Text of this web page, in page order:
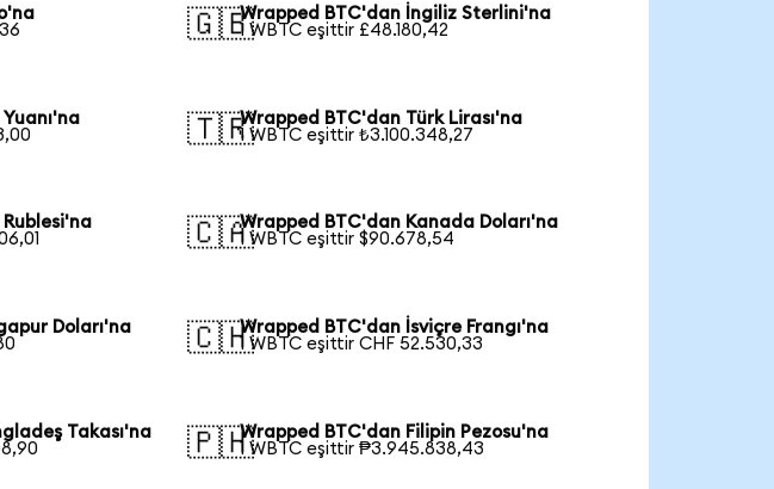
🇬🇧Wrapped BTC'dan İngiliz Sterlini'na
1 WBTC eşittir £48.180,42
🇹🇷Wrapped BTC'dan Türk Lirası'na
1 WBTC eşittir ₺3.100.348,27
🇨🇦Wrapped BTC'dan Kanada Doları'na
1 WBTC eşittir $90.678,54
Doları'na
🇨🇭Wrapped BTC'dan İsviçre Frangı'na
1 WBTC eşittir CHF 52.530,33
Takası'na
🇵🇭Wrapped BTC'dan Filipin Pezosu'na
1 WBTC eşittir ₱3.945.838,43